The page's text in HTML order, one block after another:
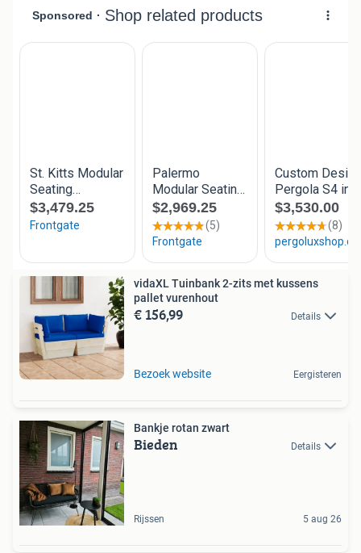
vidaXL Tuinbank 2-zits met kussens
pallet vurenhout
€ 156,99 Details
Bezoek website Eergisteren
Bankje rotan zwart
Bieden Details
Rijssen 5 aug 26